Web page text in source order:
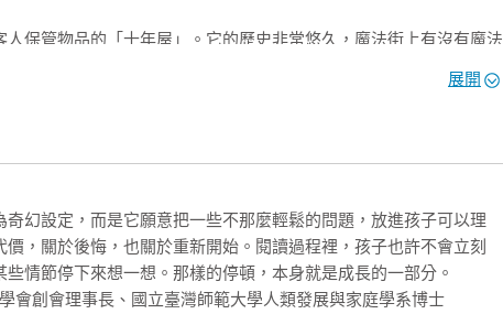
天氣屋
銀行屋
、神奇柑仔店、魔法、奇幻、勇氣、等價交換
教育、品德、生命、閱讀素養
術與人文、綜合活動
保管物品的「十年屋」。它的歷史非常悠久，魔法街上有沒有魔法
積如山、不計其數的物品，東西幾乎都快滿出來了……
一個高亢的聲音。
，全身毛茸茸的橘貓客來喜。牠用兩條後腿站在地上，雙手叉腰，
展開
幻設定，而是它願意把一些不那麼輕鬆的問題，放進孩子可以理
，關於後悔，也關於重新開始。閱讀過程裡，孩子也許不會立刻
情節停下來想一想。那樣的停頓，本身就是成長的一部分。
會創會理事長、國立臺灣師範大學人類發展與家庭學系博士